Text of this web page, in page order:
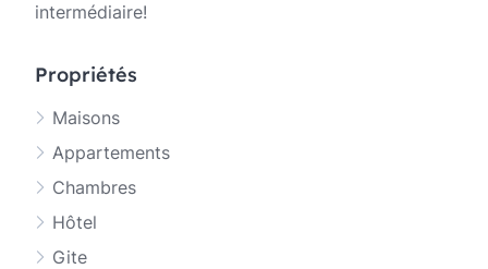
intermédiaire!
Propriétés
Maisons
Appartements
Chambres
Hôtel
Gite